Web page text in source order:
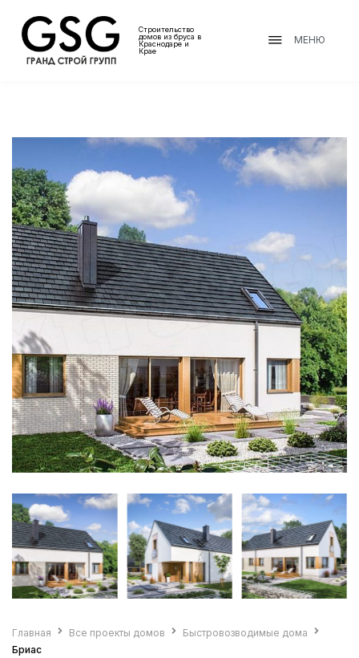
Строительство
домов из бруса в
Краснодаре и
Крае
МЕНЮ
Главная Все проекты домов
Быстровозводимые дома
Бриас